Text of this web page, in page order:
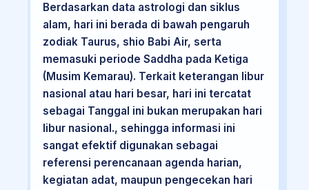
Berdasarkan data astrologi dan siklus
alam, hari ini berada di bawah pengaruh
zodiak Taurus, shio Babi Air, serta
memasuki periode Saddha pada Ketiga
(Musim Kemarau). Terkait keterangan libur
nasional atau hari besar, hari ini tercatat
sebagai Tanggal ini bukan merupakan hari
libur nasional., sehingga informasi ini
sangat efektif digunakan sebagai
referensi perencanaan agenda harian,
kegiatan adat, maupun pengecekan hari